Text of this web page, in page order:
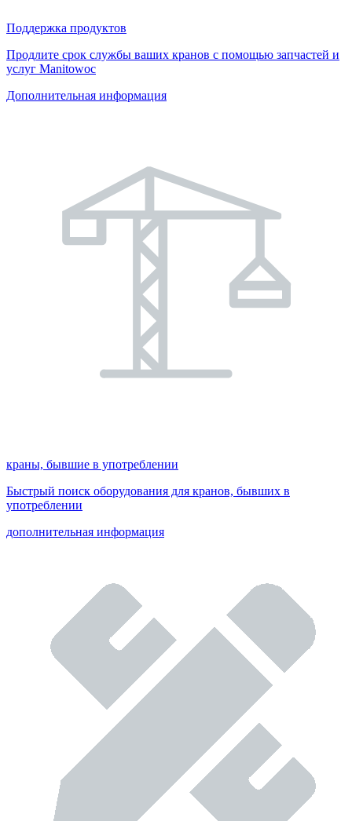
Поддержка продуктов
Продлите срок службы ваших кранов с помощью запчастей и
услуг Manitowoc
Дополнительная информация
краны, бывшие в употреблении
Быстрый поиск оборудования для кранов, бывших в
употреблении
дополнительная информация